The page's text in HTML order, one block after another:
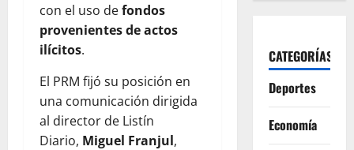
con el uso defondos
provenientes de actos
ilícitos.
El PRM fijó su posición en
una comunicación dirigida
al director de Listín
Diario, Miguel Franjul,
CATEGORÍAS
Deportes
Economía